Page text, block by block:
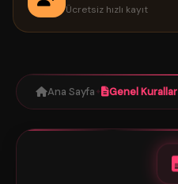
Ücretsiz hızlı kayıt
Ana Sayfa ✦ Genel Kurallar